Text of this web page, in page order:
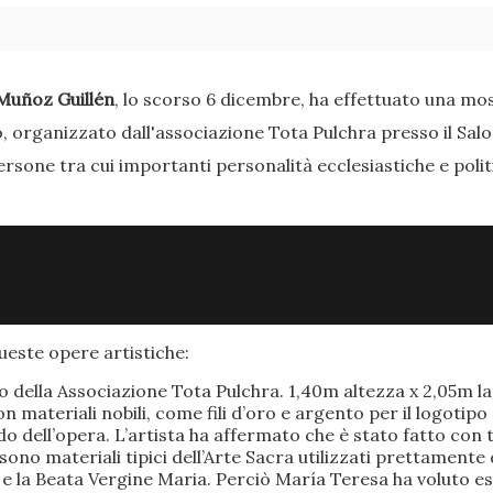
Guillén, lo scorso 6 dicembre, ha effettuato una
organizzato dall'associazione Tota Pulchra presso il
tra cui importanti personalità ecclesiastiche e
opere artistiche:
Associazione Tota Pulchra. 1,40m altezza x 2,05m
materiali nobili, come fili d’oro e argento per il
dell’opera. L’artista ha affermato che è stato fatto con
materiali tipici dell’Arte Sacra utilizzati
la Beata Vergine Maria. Perciò María Teresa ha voluto